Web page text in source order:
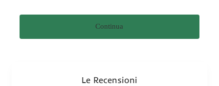
t
z
Continua
Le Recensioni